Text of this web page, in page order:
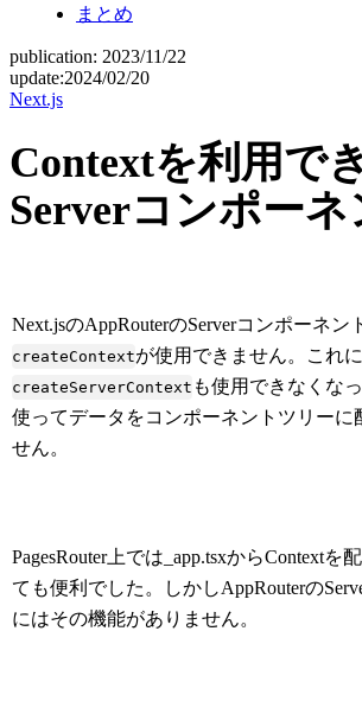
まとめ
publication: 2023/11/22
update:2024/02/20
Next.js
Contextを利用で
Serverコンポーネ
Next.jsのAppRouterのServerコンポーネン
createContextが使用できません。これ
createServerContext も使用できなくな
使ってデータをコンポーネントツリーに
せん。
PagesRouter上では_app.tsxからContextを
ても便利でした。しかしAppRouterの
にはその機能がありません。